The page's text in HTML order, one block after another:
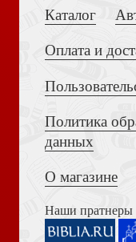
Воинов В.
Достоевский
Каталог
Оплата и
Политика
данных
О магазине
Наши пратнеры